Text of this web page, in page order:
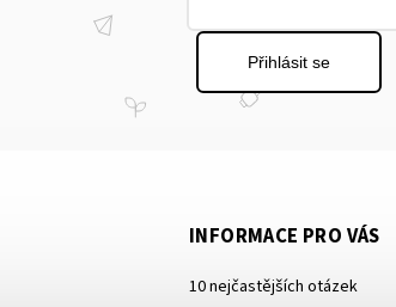
Přihlásit se
INFORMACE PRO VÁS
10 nejčastějších otázek